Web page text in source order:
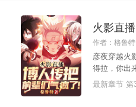
火影直
作者：格鲁特
彦夜穿越火
得拉，你出
最新章节 第